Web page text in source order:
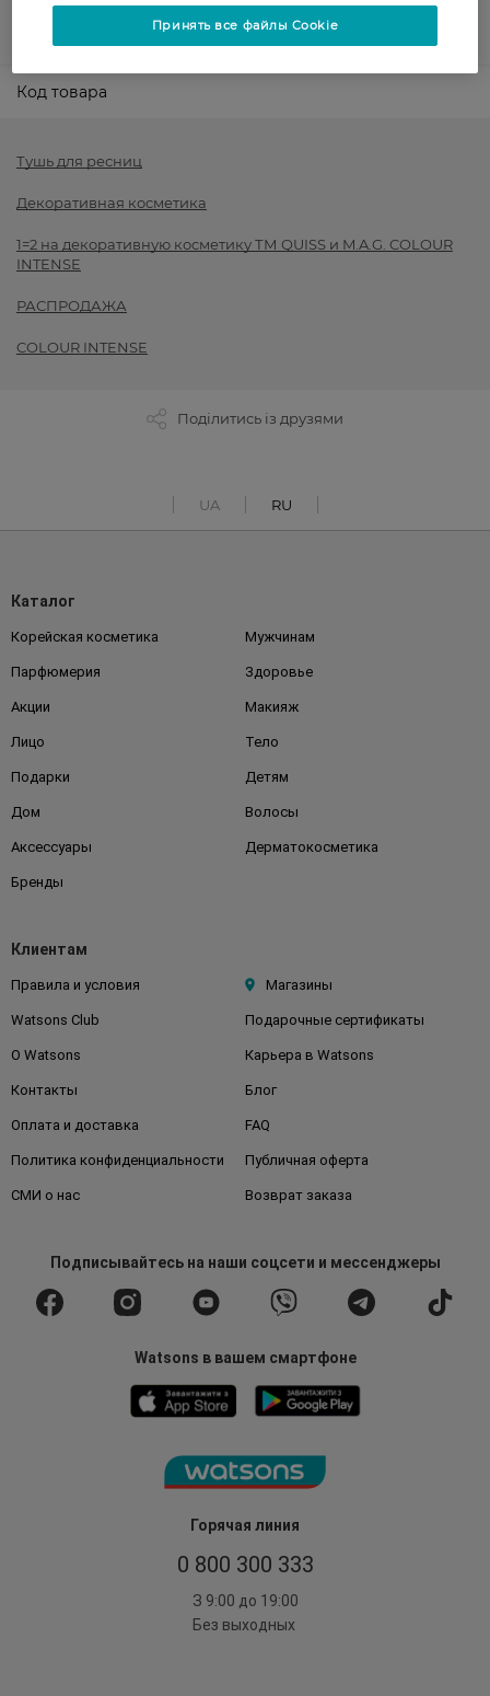
Показать больше
Код товара
Тушь для ресниц
Декоративная косметика
1=2 на декоративную косметику ТМ QUISS и M.A.G. COLOUR
INTENSE
РАСПРОДАЖА
COLOUR INTENSE
Поділитись із друзями
UA RU
Горячая линия
0 800 300 333
З 9:00 до 19:00
Без выходных
Каталог
Корейская косметика Мужчинам
Парфюмерия Здоровье
Акции Макияж
Лицо Тело
Подарки Детям
Дом Волосы
Аксессуары Дерматокосметика
Бренды
Клиентам
Правила и условия Магазины
Watsons Club Подарочные сертификаты
О Watsons Карьера в Watsons
Контакты Блог
Оплата и доставка FAQ
Политика конфиденциальности Публичная оферта
СМИ о нас Возврат заказа
Подписывайтесьна наши соцсети и мессенджеры
Watsons в вашем смартфоне
Принять все файлы Cookie